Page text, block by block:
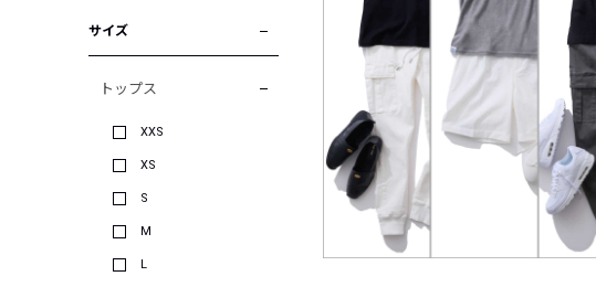
サイズ
トップス
XXS
XS
S
M
L